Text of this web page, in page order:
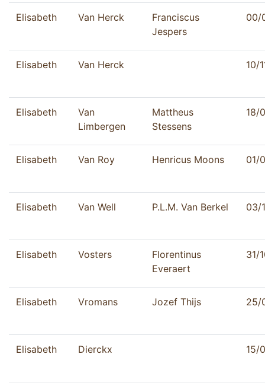
Elisabeth Van Herck
Franciscus
Jespers
00/
Elisabeth Van Herck 10/
Elisabeth
Van
Limbergen
Mattheus
Stessens
18/
Elisabeth Van Roy Henricus Moons 01/
Elisabeth Van Well P.L.M. Van Berkel 03/
Elisabeth Vosters
Florentinus
Everaert
31/
Elisabeth Vromans Jozef Thijs 25/
Elisabeth Dierckx 15/